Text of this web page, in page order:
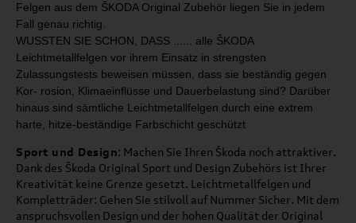
Felgen aus dem ŠKODA Original Zubehör liegen Sie in jedem
Fall genau richtig.
WUSSTEN SIE SCHON, DASS ...
... alle ŠKODA
Leichtmetallfelgen vor ihrem Einsatz in strengsten
Zulassungstests beweisen müssen, dass sie beständig gegen
Kor- rosion, Klimaeinflüsse und Dauer­belastung sind? Darüber
hinaus sind sämtliche Leichtmetallfelgen durch eine extrem
harte, hitze-beständige Farbschicht geschützt
Sport und Design: Machen Sie Ihren Škoda noch attraktiver.
Dank des Škoda Original Sport und Design Zubehörs ist Ihrer
Kreativität keine Grenze gesetzt. Leichtmetallfelgen und
Kompletträder: Gehen Sie stilvoll auf Nummer Sicher. Mit dem
anspruchsvollen Design und der hohen Qualität der Original